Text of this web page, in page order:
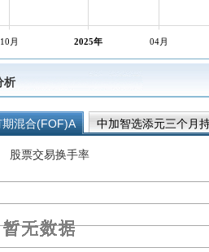
10月 2025年 04月
析
混合(FOF)A
中加智选添元三个月
期债券(FOF)C
股票交易换手率